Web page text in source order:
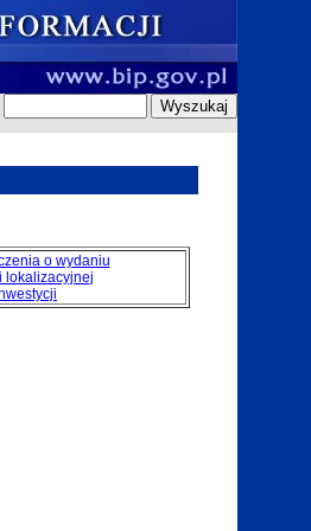
o wydaniu
lokalizacyjnej